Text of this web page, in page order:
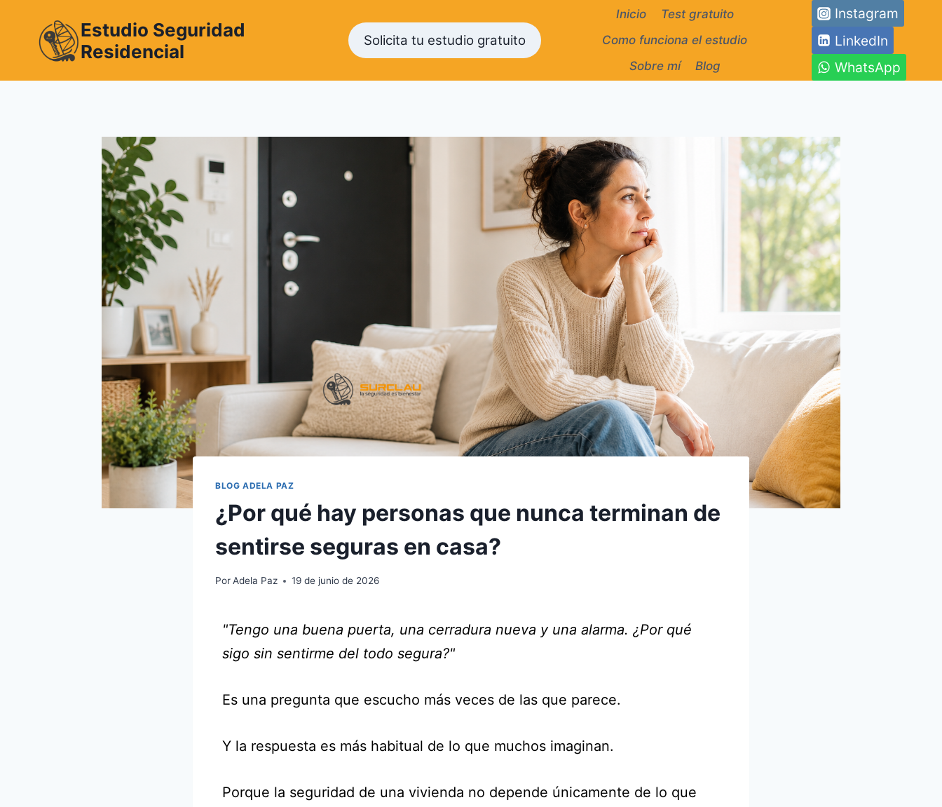
Estudio Seguridad
Residencial
Solicita tu estudio gratuito
Inicio
Test gratuito
Como funciona el estudio
Sobre mí
Blog
Instagram
LinkedIn
WhatsApp
BLOG ADELA PAZ
¿Por qué hay personas que nunca terminan de
sentirse seguras en casa?
PorAdela Paz 19 de junio de 2026
"Tengo una buena puerta, una cerradura nueva y una alarma. ¿Por qué
sigo sin sentirme del todo segura?"
Es una pregunta que escucho más veces de las que parece.
Y la respuesta es más habitual de lo que muchos imaginan.
Porque la seguridad de una vivienda no depende únicamente de lo que